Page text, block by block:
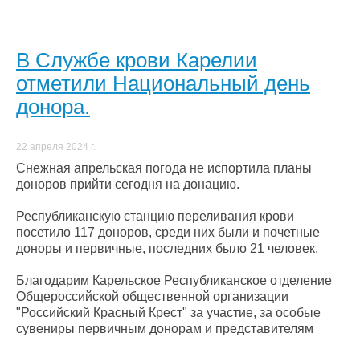
В Службе крови Карелии
отметили Национальный день
донора.
22 апреля 2024 г.
Снежная апрельская погода не испортила планы
доноров прийти сегодня на донацию.
Республиканскую станцию переливания крови
посетило 117 доноров, среди них были и почетные
доноры и первичные, последних было 21 человек.
Благодарим Карельское Республиканское отделение
Общероссийской общественной организации
"Российский Красный Крест" за участие, за особые
сувениры первичным донорам и представителям